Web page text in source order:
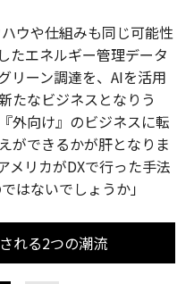
ウや仕組みも同じ可能性
たエネルギー管理データ
リーン調達を、AIを活用
たなビジネスとなりう
外向け』のビジネスに転
ができるかが肝となりま
メリカがDXで行った手法
はないでしょうか」
れる2つの潮流